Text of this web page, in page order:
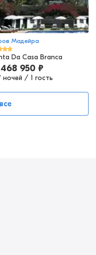
Мадейра
Da Casa Branca
468 950 ₽
ночей / 1 гость